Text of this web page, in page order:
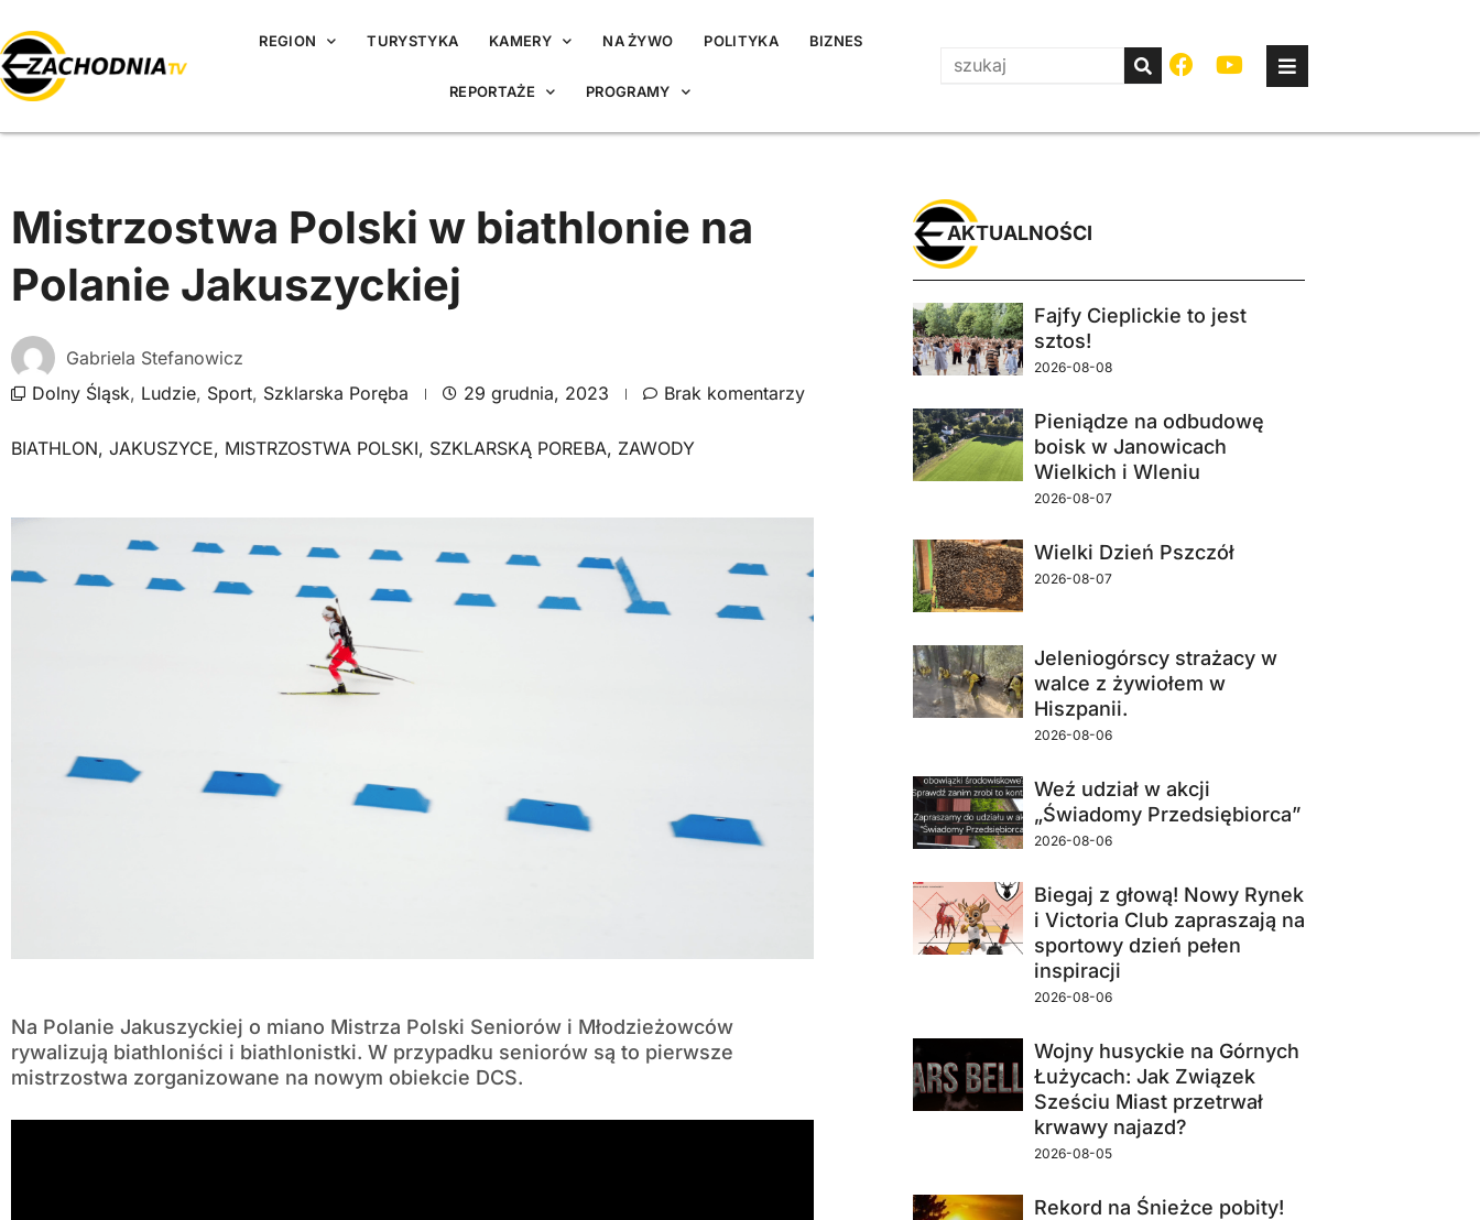
REGION TURYSTYKA KAMERY NA ŻYWO POLITYKA BIZNES
REPORTAŻE PROGRAMY
Mistrzostwa Polski w biathlonie na
Polanie Jakuszyckiej
Gabriela Stefanowicz
Dolny Śląsk, Ludzie, Sport, Szklarska Poręba 29 grudnia, 2023 Brak komentarzy
BIATHLON, JAKUSZYCE, MISTRZOSTWA POLSKI, SZKLARSKĄ POREBA, ZAWODY
Na Polanie Jakuszyckiej o miano Mistrza Polski Seniorów i Młodzieżowców
rywalizują biathloniści i biathlonistki. W przypadku seniorów są to pierwsze
mistrzostwa zorganizowane na nowym obiekcie DCS.
Fajfy Cieplickie to jest
sztos!
2026-08-08
Pieniądze na odbudowę
boisk w Janowicach
Wielkich i Wleniu
2026-08-07
Wielki Dzień Pszczół
2026-08-07
Jeleniogórscy strażacy w
walce z żywiołem w
Hiszpanii.
2026-08-06
Weź udział w akcji
„Świadomy Przedsiębiorca”
2026-08-06
Biegaj z głową! Nowy Rynek
i Victoria Club zapraszają na
sportowy dzień pełen
inspiracji
2026-08-06
Wojny husyckie na Górnych
Łużycach: Jak Związek
Sześciu Miast przetrwał
krwawy najazd?
2026-08-05
Rekord na Śnieżce pobity!
AKTUALNOŚCI